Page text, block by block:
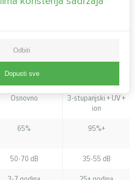
performansi
Siromašno
Osnovno
3-stupanjski + UV +
ion
65% 95%+
50-70 dB
35-55 dB
Odbiti
Dopusti sve